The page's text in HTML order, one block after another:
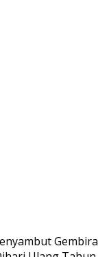
Gembira